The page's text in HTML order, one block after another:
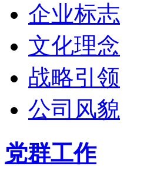
企业标志
文化理念
战略引领
公司风貌
党群工作